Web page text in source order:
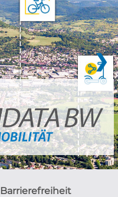
❯
Barrierefreiheit